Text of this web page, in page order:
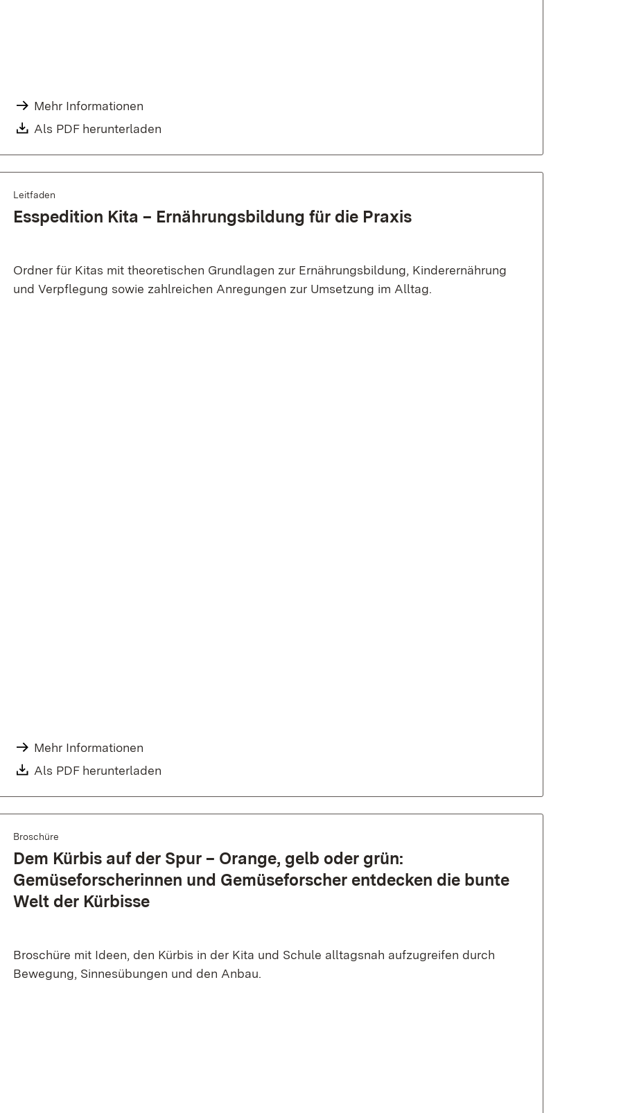
Mehr Informationen
Als PDF herunterladen
Leitfaden
Esspedition Kita – Ernährungsbildung für die Praxis
Ordner für Kitas mit theoretischen Grundlagen zur Ernährungsbildung, Kinderernährung
und Verpflegung sowie zahlreichen Anregungen zur Umsetzung im Alltag.
Mehr Informationen
Als PDF herunterladen
Broschüre
Dem Kürbis auf der Spur – Orange, gelb oder grün:
Gemüseforscherinnen und Gemüseforscher entdecken die bunte
Welt der Kürbisse
Broschüre mit Ideen, den Kürbis in der Kita und Schule alltagsnah aufzugreifen durch
Bewegung, Sinnesübungen und den Anbau.